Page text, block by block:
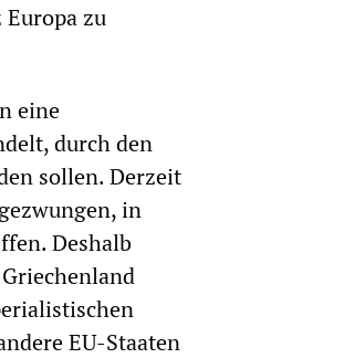
zu
eine
durch den
sollen. Derzeit
in
Deshalb
EU-Staaten